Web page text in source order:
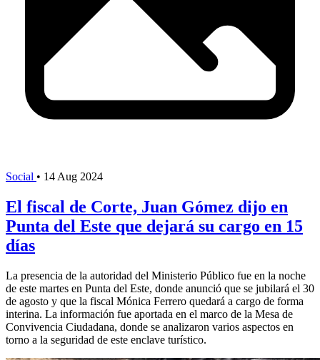
Social • 14 Aug 2024
El fiscal de Corte, Juan Gómez dijo en
Punta del Este que dejará su cargo en 15
días
La presencia de la autoridad del Ministerio Público fue en la noche
de este martes en Punta del Este, donde anunció que se jubilará el 30
de agosto y que la fiscal Mónica Ferrero quedará a cargo de forma
interina. La información fue aportada en el marco de la Mesa de
Convivencia Ciudadana, donde se analizaron varios aspectos en
torno a la seguridad de este enclave turístico.